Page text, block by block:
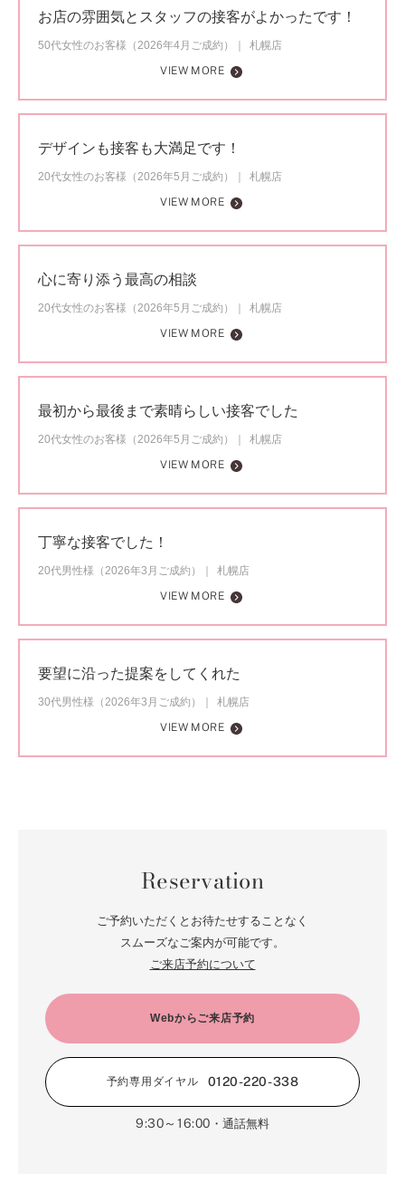
お店の雰囲気とスタッフの接客がよかったです！
50代女性のお客様（2026年4月ご成約）
札幌店
VIEW MORE
デザインも接客も大満足です！
20代女性のお客様（2026年5月ご成約）
札幌店
VIEW MORE
心に寄り添う最高の相談
20代女性のお客様（2026年5月ご成約）
札幌店
VIEW MORE
最初から最後まで素晴らしい接客でした
20代女性のお客様（2026年5月ご成約）
札幌店
VIEW MORE
丁寧な接客でした！
20代男性様（2026年3月ご成約）
札幌店
VIEW MORE
要望に沿った提案をしてくれた
30代男性様（2026年3月ご成約）
札幌店
VIEW MORE
Reservation
ご予約いただくとお待たせすることなく
スムーズなご案内が可能です。
ご来店予約について
Webからご来店予約
予約専用ダイヤル 0120-220-338
9:30～16:00 ・通話無料